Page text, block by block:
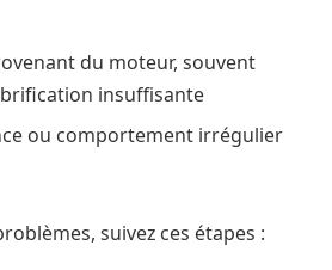
du moteur, souvent
insuffisante
ou comportement irrégulier
suivez ces étapes :